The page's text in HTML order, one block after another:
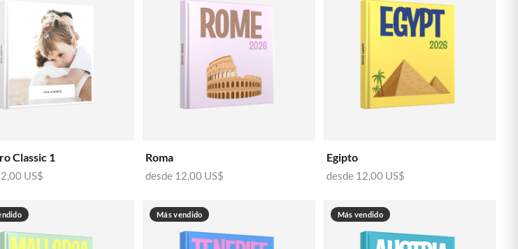
🇫🇮FINLANDIA
🇫🇷 FRANCIA
🇬🇷GRECIA
🇭🇺HUNGRÍA
🇮🇪IRLANDA
🇱🇹
🇱🇺
🇲🇹MALTA
Classic 1
US$
Roma
desde 12,00 US$
Egipto
desde 12,00 US$
Más vendido Más vendido